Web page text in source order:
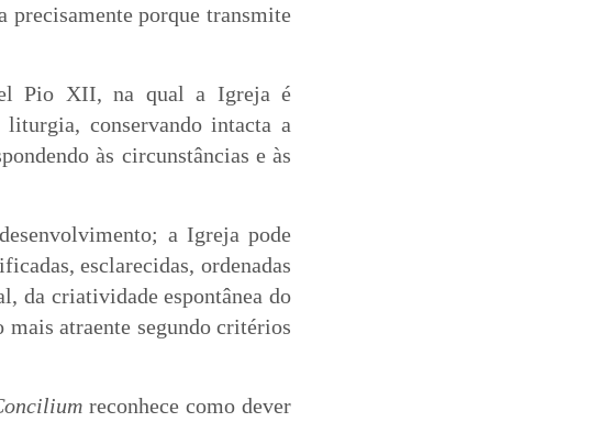
precisamente porque transmite
Pio XII, na qual a Igreja é
conservando intacta a
às circunstâncias e às
a Igreja pode
esclarecidas, ordenadas
da criatividade espontânea do
atraente segundo critérios
reconhece como dever